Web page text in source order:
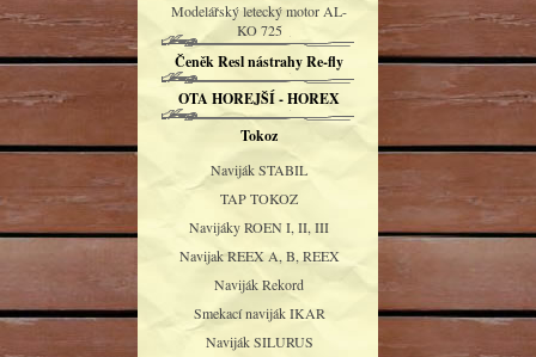
Modelářský letecký motor AL-
KO 725
Čeněk Resl nástrahy Re-fly
OTA HOREJŠÍ - HOREX
Tokoz
Naviják STABIL
TAP TOKOZ
Navijáky ROEN I, II, III
Navijak REEX A, B, REEX
Naviják Rekord
Smekací naviják IKAR
Naviják SILURUS